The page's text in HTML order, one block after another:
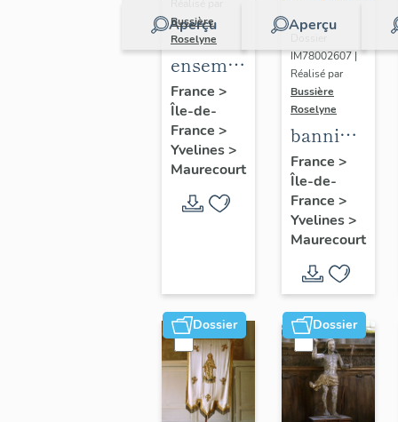
Aperçu
Réalisé par
Bussière
Roselyne
ensemble
de 2
reliefs
France >
Île-de-
France >
Yvelines>
Maurecourt
Aperçu
IM78002607 |
Réalisé par
Bussière
Roselyne
bannière
de
procession
: Jeanne
d'Arc
France >
Île-de-
France >
Yvelines>
Maurecourt
Dossier Dossier